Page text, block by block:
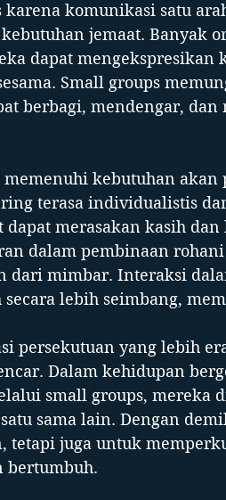
komunikasi satu
jemaat. Banyak
dapat mengekspresikan
Small groups
berbagi, mendengar, dan
kebutuhan
terasa individualistis
merasakan kasih
dalam pembinaan
dari mimbar. Interaksi
lebih seimbang,
persekutuan yang lebih
Dalam kehidupan
small groups, mereka
sama lain. Dengan
juga untuk
bertumbuh.​